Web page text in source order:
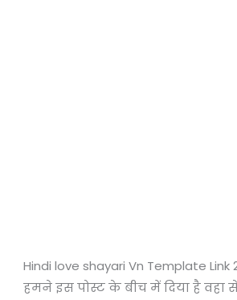
Hindi love shayari Vn Template
हमने इस पोस्ट के बीच में दिया है वहा